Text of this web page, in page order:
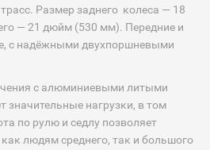
Размер заднего колеса — 18
— 21 дюйм (530 мм). Передние и
с надёжными двухпоршневыми
с алюминиевыми литыми
значительные нагрузки, в том
по рулю и седлу позволяет
людям среднего, так и большого